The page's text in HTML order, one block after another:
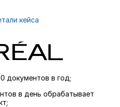
кейса
документов в год;
в день обрабатывает